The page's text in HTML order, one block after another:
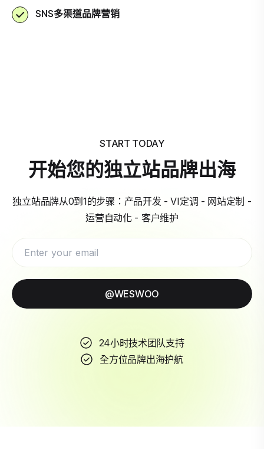
SNS多渠道品牌营销
START TODAY
开始您的独立站品牌出海
独立站品牌从0到1的步骤：产品开发 - VI定调 - 网站定制 -
运营自动化 - 客户维护
@WESWOO
24小时技术团队支持
全方位品牌出海护航